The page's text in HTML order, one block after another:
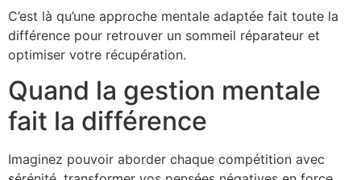
C’est là qu’une approche mentale adaptée fait toute la
différence pour retrouver un sommeil réparateur et
optimiser votre récupération.
Quand la gestion mentale
fait la différence
Imaginez pouvoir aborder chaque compétition avec